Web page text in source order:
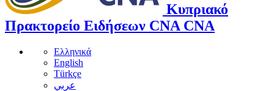
Κυπριακό
Πρακτορείο Ειδήσεων CNA CNA
Ελληνικά
English
Türkçe
عربي